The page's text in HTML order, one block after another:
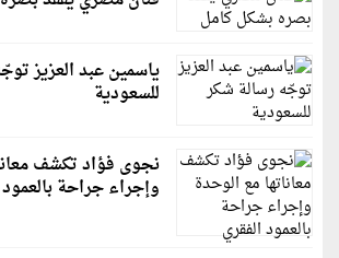
ياسمين عبد العزيز
للسعودية
نجوى فؤاد تكشف
وإجراء جراحة